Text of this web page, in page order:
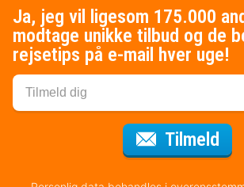
Ja, jeg vil ligesom 175.000
modtage unikke tilbud og de
rejsetips på e-mail hver uge!
Tilmeld